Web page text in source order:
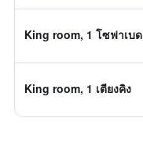
King room, 1 โซฟาเบด
King room, 1 เตียงคิง